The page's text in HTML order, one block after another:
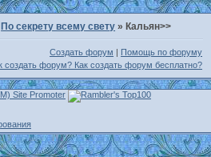
По секрету всему свету » Кальян>>
Создать форум | Помощь по форуму